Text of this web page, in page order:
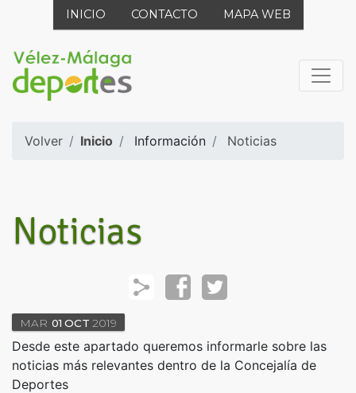
INICIO CONTACTO MAPA WEB
Volver Inicio Información Noticias
Noticias
MAR 01 OCT 2019
Desde este apartado queremos informarle sobre las
noticias más relevantes dentro de la Concejalía de
Deportes